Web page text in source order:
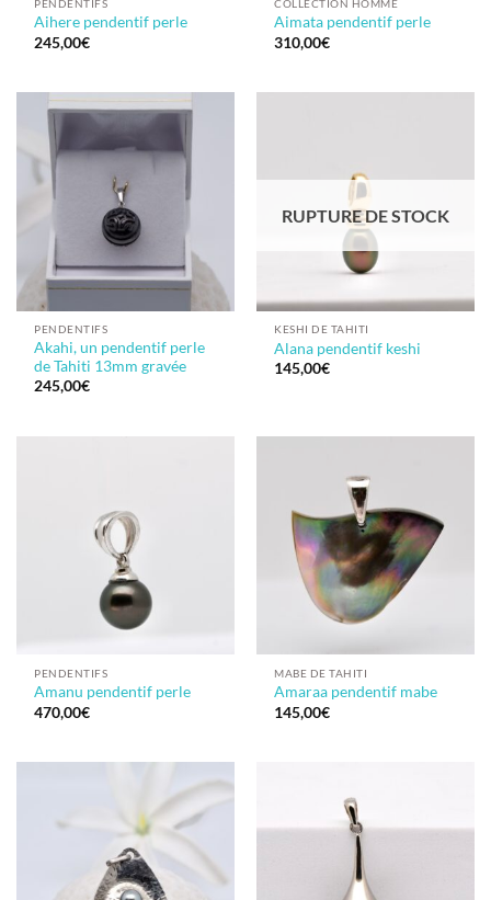
PENDENTIFS
Aihere pendentif perle
245,00€
COLLECTION HOMME
Aimata pendentif perle
310,00€
PENDENTIFS
Akahi, un pendentif perle
de Tahiti 13mm gravée
245,00€
RUPTURE DE STOCK
KESHI DE TAHITI
Alana pendentif keshi
145,00€
PENDENTIFS
Amanu pendentif perle
470,00€
MABE DE TAHITI
Amaraa pendentif mabe
145,00€